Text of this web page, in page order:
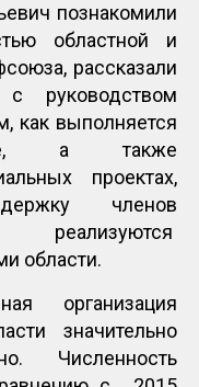
познакомили
областной и
рассказали
руководством
как выполняется
а также
проектах,
членов
области.
организация
значительно
Численность